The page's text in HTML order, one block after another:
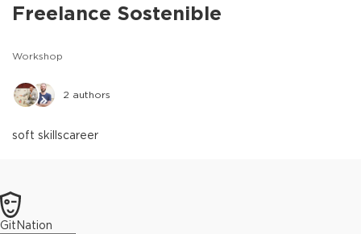
Freelance Sostenible
Workshop
2 authors
soft skillscareer
GitNation